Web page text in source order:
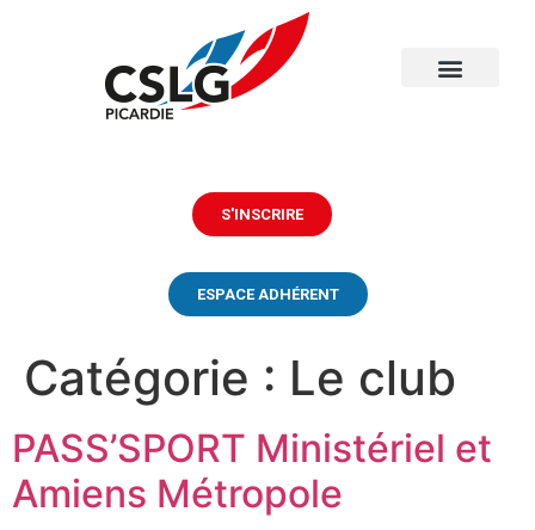
S'INSCRIRE
ESPACE ADHÉRENT
Catégorie : Le club
PASS’SPORT Ministériel et
Amiens Métropole